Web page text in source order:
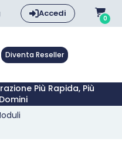
Accedi 0
Diventa Reseller
Più Rapida, Più